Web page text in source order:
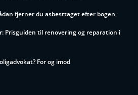
fjerner du asbesttaget efter bogen
Prisguiden til renovering og reparation i
For og imod